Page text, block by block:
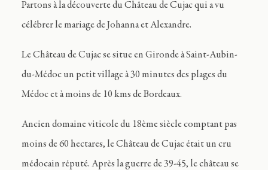
Partons à la découverte du Château de Cujac qui a vu
célébrer le mariage de Johanna et Alexandre.
Le Château de Cujac se situe en Gironde à Saint-Aubin-
du-Médoc un petit village à 30 minutes des plages du
Médoc et à moins de 10 kms de Bordeaux.
Ancien domaine viticole du 18ème siècle comptant pas
moins de 60 hectares, le Château de Cujac était un cru
médocain réputé. Après la guerre de 39-45, le château se